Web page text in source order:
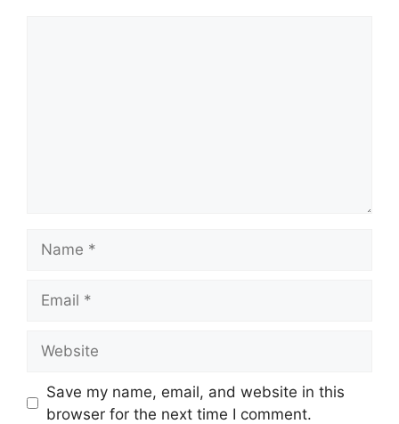
Save my name, email, and website in this
browser for the next time I comment.